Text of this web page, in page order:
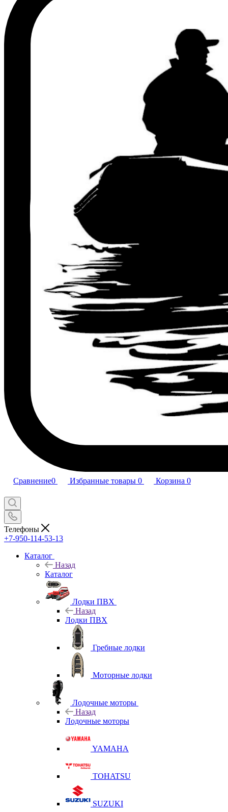
Сравнение0 Избранные товары 0 Корзина 0
Телефоны
+7-950-114-53-13
Каталог
Назад
Каталог
Лодки ПВХ
Назад
Лодки ПВХ
Гребные лодки
Моторные лодки
Лодочные моторы
Назад
Лодочные моторы
YAMAHA
TOHATSU
SUZUKI